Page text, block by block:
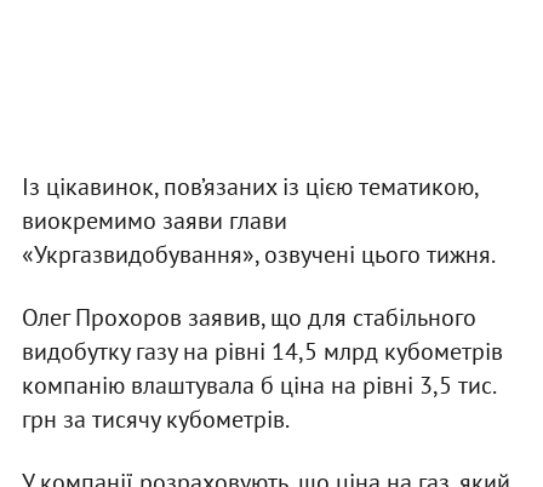
Із цікавинок, пов’язаних із цією тематикою,
виокремимо заяви глави
«Укргазвидобування», озвучені цього тижня.
Олег Прохоров заявив, що для стабільного
видобутку газу на рівні 14,5 млрд кубометрів
компанію влаштувала б ціна на рівні 3,5 тис.
грн за тисячу кубометрів.